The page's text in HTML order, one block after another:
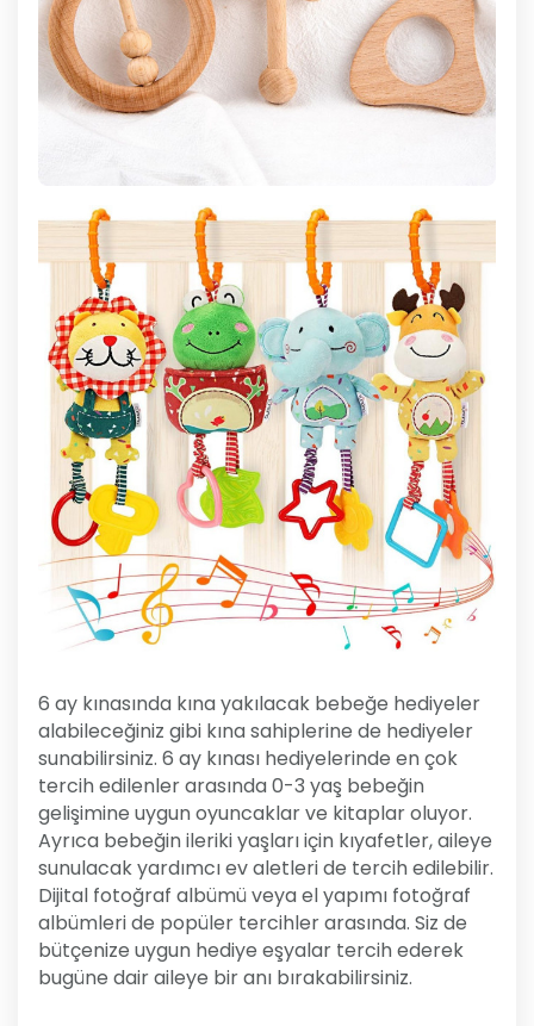
6 ay kınasında kına yakılacak bebeğe hediyeler
alabileceğiniz gibi kına sahiplerine de hediyeler
sunabilirsiniz. 6 ay kınası hediyelerinde en çok
tercih edilenler arasında 0-3 yaş bebeğin
gelişimine uygun oyuncaklar ve kitaplar oluyor.
Ayrıca bebeğin ileriki yaşları için kıyafetler, aileye
sunulacak yardımcı ev aletleri de tercih edilebilir.
Dijital fotoğraf albümü veya el yapımı fotoğraf
albümleri de popüler tercihler arasında. Siz de
bütçenize uygun hediye eşyalar tercih ederek
bugüne dair aileye bir anı bırakabilirsiniz.